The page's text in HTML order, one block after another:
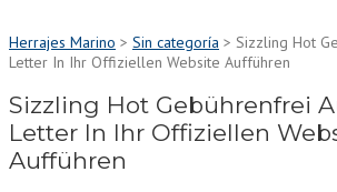
Herrajes Marino > Sin categoría > Sizzling Hot
Letter In Ihr Offiziellen Website Aufführen
Sizzling Hot Gebührenfrei
Letter In Ihr Offiziellen
Aufführen